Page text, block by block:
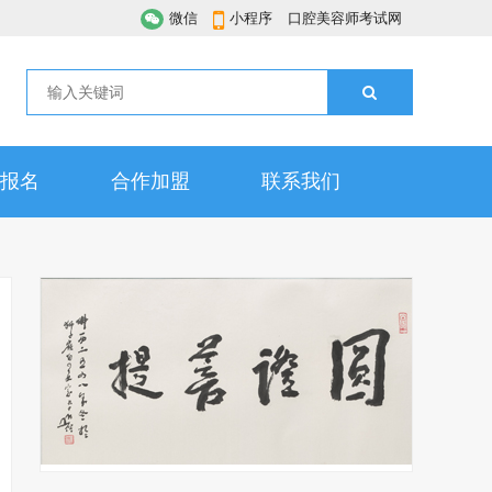
微信 小程序 口腔美容师考试网
名 合作加盟 联系我们